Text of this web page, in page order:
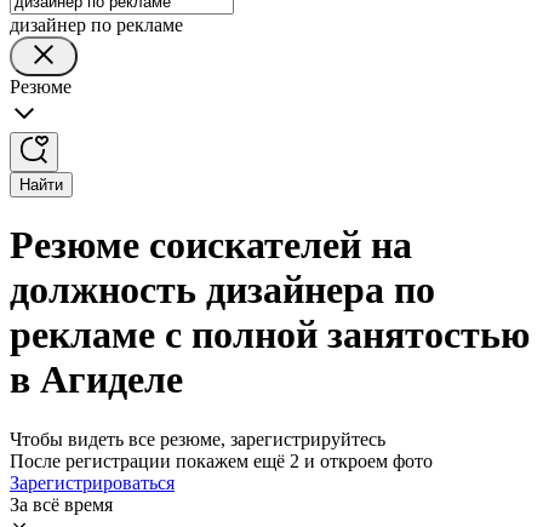
дизайнер по рекламе
Резюме
Найти
Резюме соискателей на
должность дизайнера по
рекламе с полной занятостью
в Агиделе
Чтобы видеть все резюме, зарегистрируйтесь
После регистрации покажем ещё 2 и откроем фото
Зарегистрироваться
За всё время